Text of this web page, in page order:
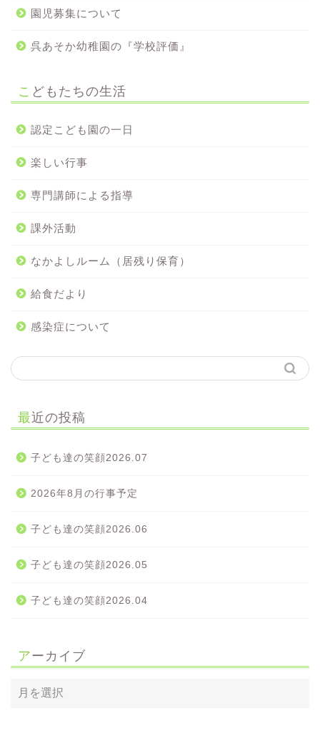
園児募集について
呉あそか幼稚園の『学校評価』
こどもたちの生活
認定こども園の一日
楽しい行事
専門講師による指導
課外活動
なかよしルーム（居残り保育）
給食だより
感染症について
最近の投稿
子ども達の笑顔2026.07
2026年8月の行事予定
子ども達の笑顔2026.06
子ども達の笑顔2026.05
子ども達の笑顔2026.04
アーカイブ